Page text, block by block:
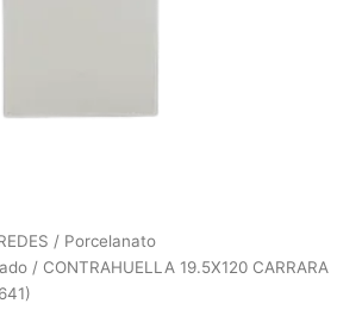
/ Porcelanato
/ CONTRAHUELLA 19.5X120 CARRARA